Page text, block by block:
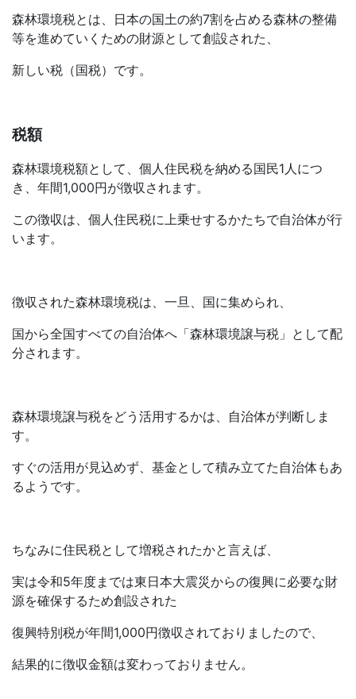
森林環境税とは、日本の国土の約7割を占める森林の整備
等を進めていくための財源として創設された、
新しい税（国税）です。
税額
森林環境税額として、個人住民税を納める国民1人につ
き、年間1,000円が徴収されます。
この徴収は、個人住民税に上乗せするかたちで自治体が行
います。
徴収された森林環境税は、一旦、国に集められ、
国から全国すべての自治体へ「森林環境譲与税」として配
分されます。
森林環境譲与税をどう活用するかは、自治体が判断しま
す。
すぐの活用が見込めず、基金として積み立てた自治体もあ
るようです。
ちなみに住民税として増税されたかと言えば、
実は令和5年度までは東日本大震災からの復興に必要な財
源を確保するため創設された
復興特別税が年間1,000円徴収されておりましたので、
結果的に徴収金額は変わっておりません。